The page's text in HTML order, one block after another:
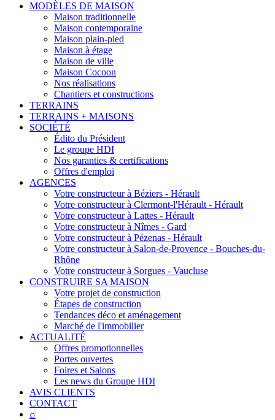
MODÈLES DE MAISON
Maison traditionnelle
Maison contemporaine
Maison plain-pied
Maison à étage
Maison de ville
Maison Cocoon
Nos réalisations
Chantiers et constructions
TERRAINS
TERRAINS + MAISONS
SOCIÉTÉ
Édito du Président
Le groupe HDI
Nos garanties & certifications
Offres d'emploi
AGENCES
Votre constructeur à Béziers - Hérault
Votre constructeur à Clermont-l'Hérault - Hérault
Votre constructeur à Lattes - Hérault
Votre constructeur à Nîmes - Gard
Votre constructeur à Pézenas - Hérault
Votre constructeur à Salon-de-Provence - Bouches-du-
Rhône
Votre constructeur à Sorgues - Vaucluse
CONSTRUIRE SA MAISON
Votre projet de construction
Étapes de construction
Tendances déco et aménagement
Marché de l'immobilier
ACTUALITÉ
Offres promotionnelles
Portes ouvertes
Foires et Salons
Les news du Groupe HDI
AVIS CLIENTS
CONTACT
⌕